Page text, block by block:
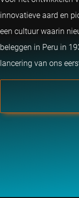
innovatieve aard en
een cultuur waarin
beleggen in Peru in
lancering van ons